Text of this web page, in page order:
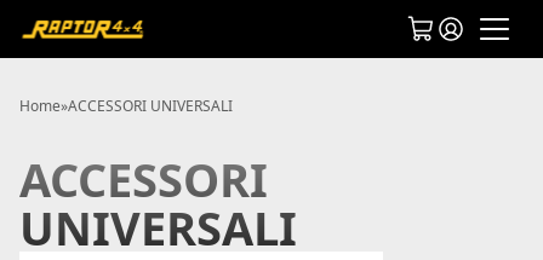
Home»ACCESSORI UNIVERSALI
ACCESSORI
UNIVERSALI